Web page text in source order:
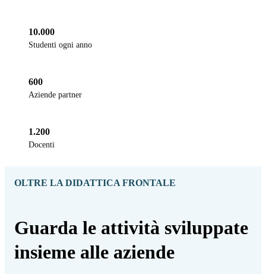
10.000
Studenti ogni anno
600
Aziende partner
1.200
Docenti
OLTRE LA DIDATTICA FRONTALE
Guarda le attività sviluppate
insieme alle aziende